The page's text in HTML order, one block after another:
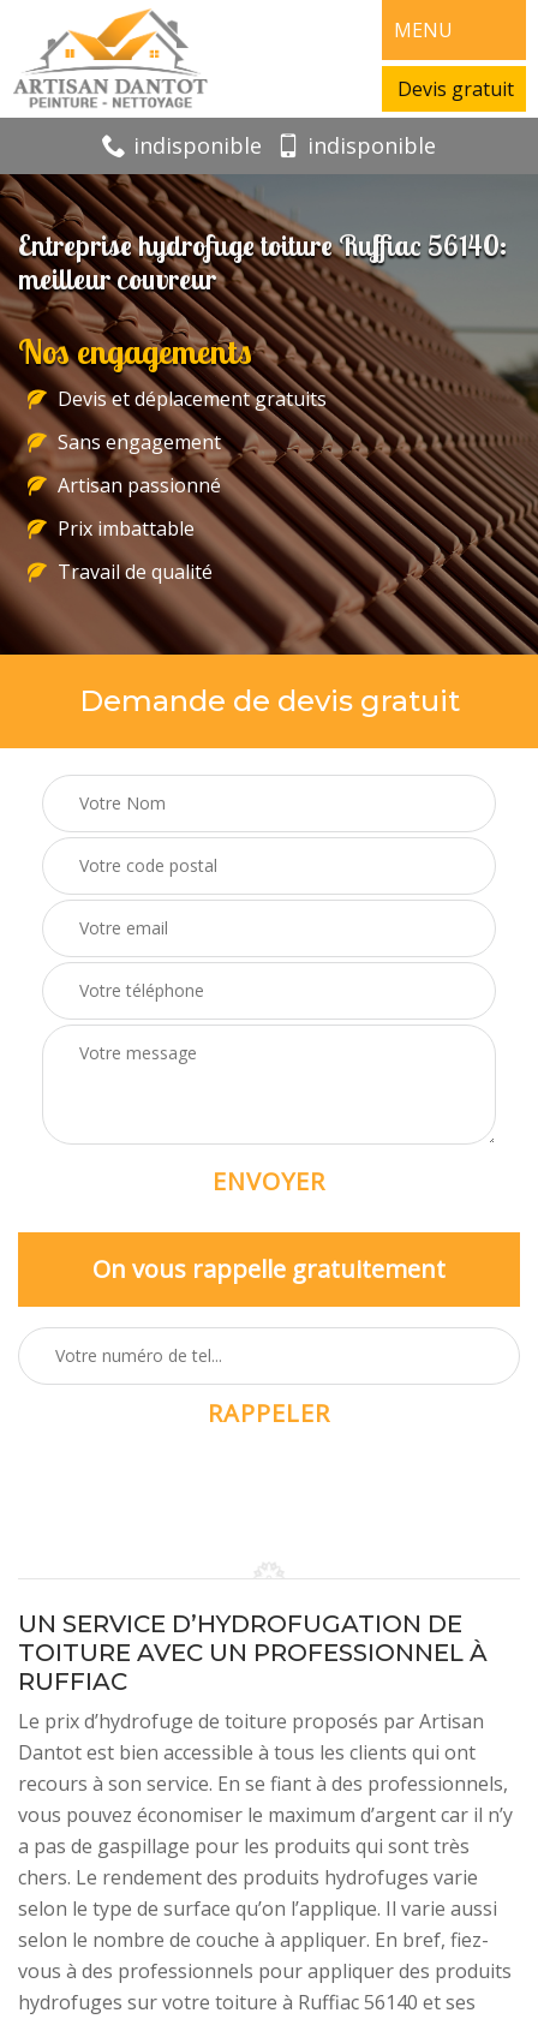
MENU
Devis gratuit
indisponible indisponible
Entreprise hydrofuge toiture Ruffiac 56140:
meilleur couvreur
Nos engagements
Devis et déplacement gratuits
Sans engagement
Artisan passionné
Prix imbattable
Travail de qualité
Demande de devis gratuit
On vous rappelle gratuitement
UN SERVICE D’HYDROFUGATION DE
TOITURE AVEC UN PROFESSIONNEL À
RUFFIAC
Le prix d’hydrofuge de toiture proposés par Artisan
Dantot est bien accessible à tous les clients qui ont
recours à son service. En se fiant à des professionnels,
vous pouvez économiser le maximum d’argent car il n’y
a pas de gaspillage pour les produits qui sont très
chers. Le rendement des produits hydrofuges varie
selon le type de surface qu’on l’applique. Il varie aussi
selon le nombre de couche à appliquer. En bref, fiez-
vous à des professionnels pour appliquer des produits
hydrofuges sur votre toiture à Ruffiac 56140 et ses